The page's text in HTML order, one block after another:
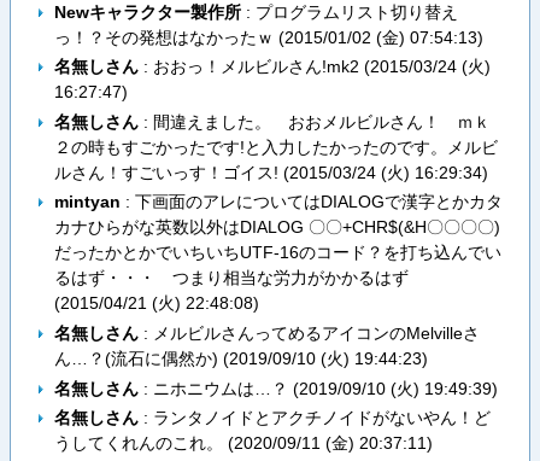
Newキャラクター製作所: プログラムリスト切り替え
っ！？その発想はなかったｗ (2015/01/02 (金) 07:54:13)
名無しさん: おおっ！メルビルさん!mk2 (2015/03/24 (火)
16:27:47)
名無しさん: 間違えました。 おおメルビルさん！ ｍｋ
２の時もすごかったです!と入力したかったのです。メルビ
ルさん！すごいっす！ゴイス! (2015/03/24 (火) 16:29:34)
mintyan : 下画面のアレについてはDIALOGで漢字とかカタ
カナひらがな英数以外はDIALOG 〇〇+CHR$(&H〇〇〇〇)
だったかとかでいちいちUTF-16のコード？を打ち込んでい
るはず・・・ つまり相当な労力がかかるはず
(2015/04/21 (火) 22:48:08)
名無しさん: メルビルさんってめるアイコンのMelvilleさ
ん…？(流石に偶然か) (2019/09/10 (火) 19:44:23)
名無しさん: ニホニウムは…？ (2019/09/10 (火) 19:49:39)
名無しさん: ランタノイドとアクチノイドがないやん！ど
うしてくれんのこれ。 (2020/09/11 (金) 20:37:11)